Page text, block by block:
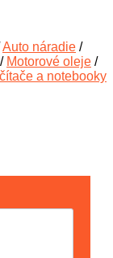
Auto náradie /
/ Motorové oleje /
a notebooky